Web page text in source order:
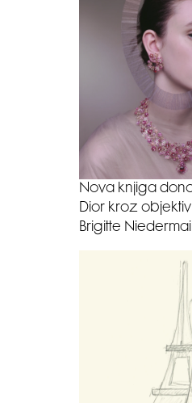
Nova knjiga
Dior kroz
Brigitte